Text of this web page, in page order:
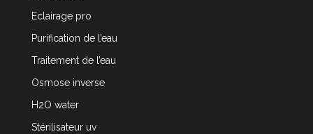
Eclairage pro
Purification de l’eau
Traitement de l’eau
Osmose inverse
H2O water
Stérilisateur uv